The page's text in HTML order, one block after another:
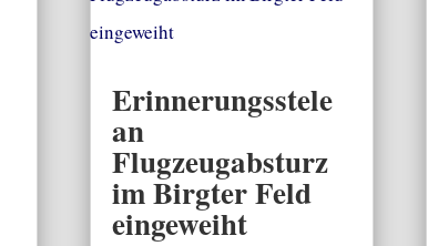
Erinnerungsstele
an
Flugzeugabsturz
im Birgter Feld
eingeweiht